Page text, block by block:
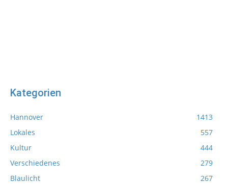
Kategorien
Hannover
1413
Lokales
557
Kultur
444
Verschiedenes
279
Blaulicht
267